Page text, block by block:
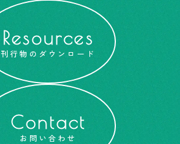
Resources
刊行物のダウンロード
Contact
お問い合わせ